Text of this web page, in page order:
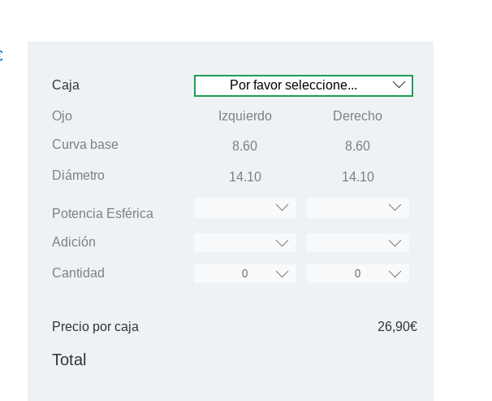
Caja
Ojo Izquierdo Derecho
Curva base 8.60 8.60
Diámetro 14.10 14.10
Potencia Esférica
Adición
Cantidad
Precio por caja 26,90€
Total